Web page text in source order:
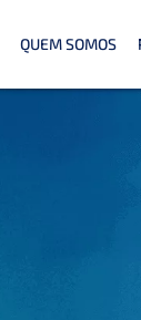
QUEM SOMOS